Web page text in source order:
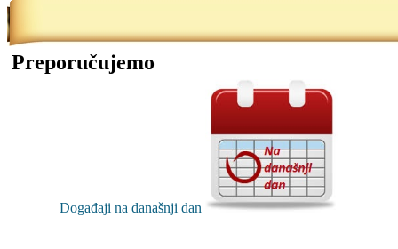
Preporučujemo
Događaji na današnji dan